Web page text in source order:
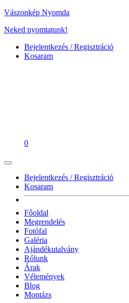
Vászonkép Nyomda
Neked nyomtatunk!
Bejelentkezés / Regisztráció
Kosaram
0
Bejelentkezés / Regisztráció
Kosaram
Főoldal
Megrendelés
Fotófal
Galéria
Ajándékutalvány
Rólunk
Árak
Vélemények
Blog
Montázs